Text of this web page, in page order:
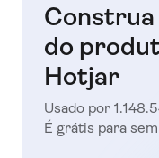
do
Hotjar
Usado por
É grátis para